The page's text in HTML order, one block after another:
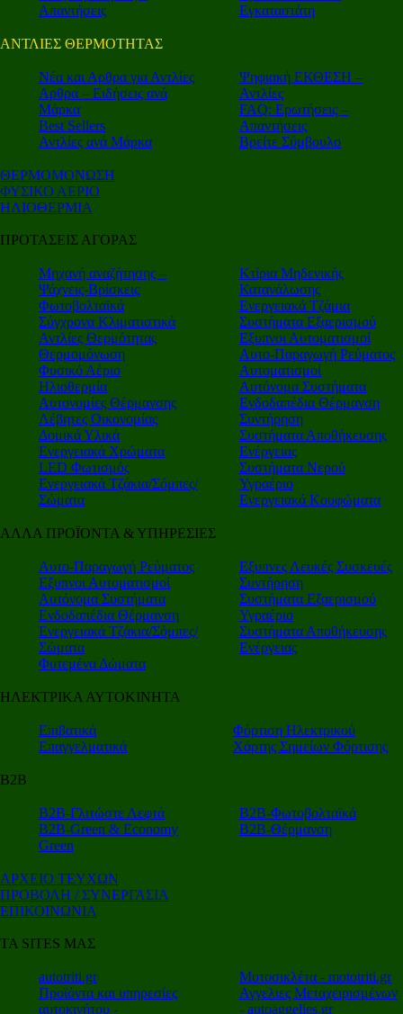
Απαντήσεις
Εγκαταστάτη
ΑΝΤΛΙΕΣ ΘΕΡΜΟΤΗΤΑΣ
Nέα και Αρθρα για Αντλίες
Αρθρα – Ειδήσεις ανά
Μάρκα
Best Sellers
Αντλίες ανά Μάρκα
Ψηφιακή ΕΚΘΕΣΗ –
Αντλίες
FAQ: Ερωτήσεις –
Απαντήσεις
Βρείτε Σύμβουλο
ΘΕΡΜΟΜΟΝΩΣΗ
ΦΥΣΙΚΟ ΑΕΡΙΟ
ΗΛΙΟΘΕΡΜΙΑ
ΠΡΟΤΑΣΕΙΣ ΑΓΟΡΑΣ
Μηχανή αναζήτησης –
Ψάχνεις-Βρίσκεις
Φωτοβολταϊκά
Σύγχρονα Κλιματιστικά
Αντλίες Θερμότητας
Θερμομόνωση
Φυσικό Αέριο
Ηλιοθερμία
Αυτονομίες Θέρμανσης
Λέβητες Οικονομίας
Δομικά Υλικά
Ενεργειακά Χρώματα
LED Φωτισμός
Ενεργειακά Τζάκια/Σόμπες/
Σώματα
Κτίρια Μηδενικής
Κατανάλωσης
Ενεργειακά Τζάμια
Συστήματα Εξαερισμού
Εξυπνοι Αυτοματισμοί
Αυτο-Παραγωγή Ρεύματος
Αυτοματισμοί
Αυτόνομα Συστήματα
Ενδοδαπέδια Θέρμανση
Συντήρηση
Συστήματα Αποθήκευσης
Ενέργειας
Συστήματα Νερού
Υγραέριο
Ενεργειακά Κουφώματα
ΑΛΛΑ ΠΡΟΪΟΝΤΑ & ΥΠΗΡΕΣΙΕΣ
Αυτο-Παραγωγή Ρεύματος
Εξυπνοι Αυτοματισμοί
Αυτόνομα Συστήματα
Ενδοδαπέδια Θέρμανση
Ενεργειακά Τζάκια/Σόμπες/
Σώματα
Φυτεμένα Δώματα
Εξυπνες Λευκές Συσκευές
Συντήρηση
Συστήματα Εξαερισμού
Υγραέριο
Συστήματα Αποθήκευσης
Ενέργειας
ΗΛΕΚΤΡΙΚΑ ΑΥΤΟΚΙΝΗΤΑ
Επιβατικά
Επαγγελματικά
Φόρτιση Ηλεκτρικού
Χάρτης Σημείων Φόρτισης
Β2Β
Β2Β-Γλιτώστε Λεφτά
Β2Β-Green & Economy
Green
Β2Β-Φωτοβολταϊκά
Β2Β-Θέρμανση
ΑΡΧΕΙΟ ΤΕΥΧΩΝ
ΠΡΟΒΟΛΗ / ΣΥΝΕΡΓΑΣΙΑ
ΕΠΙΚΟΙΝΩΝΙΑ
ΤΑ SITES ΜΑΣ
autotriti.gr
Προϊόντα και υπηρεσίες
αυτοκινήτου -
Μοτοσικλέτα - mototriti.gr
Αγγελιες Μεταχειρισμένων
- autoaggelies.gr